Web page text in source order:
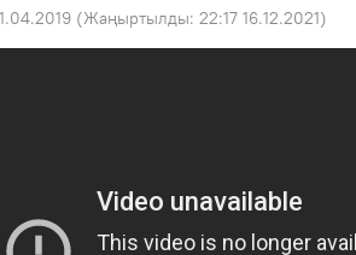
(Жаңыртылды: 22:17 16.12.2021)